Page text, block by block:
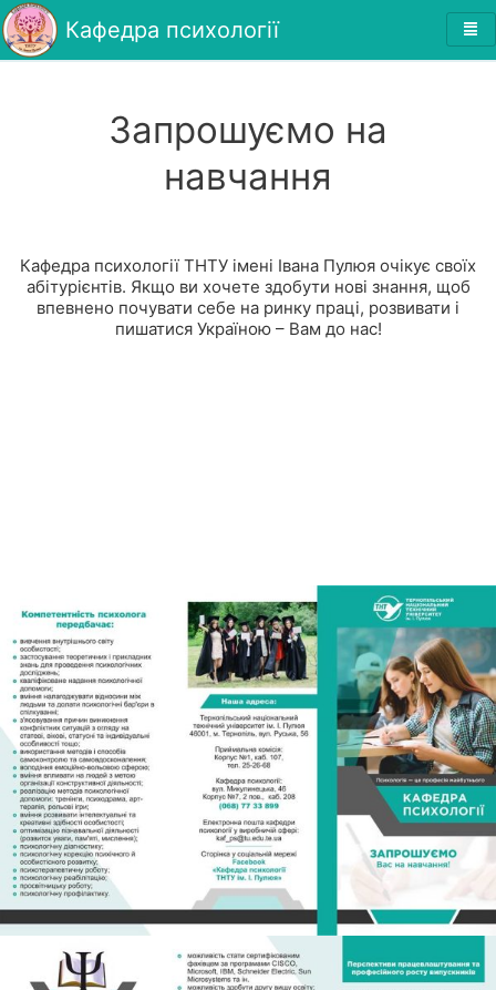
Кафедра психології
Запрошуємо на
навчання
Кафедра психології ТНТУ імені Івана Пулюя очікує своїх
абітурієнтів. Якщо ви хочете здобути нові знання, щоб
впевнено почувати себе на ринку праці, розвивати і
пишатися Україною – Вам до нас!